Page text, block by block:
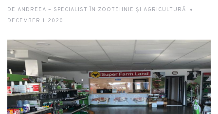
DE ANDREEA – SPECIALIST ÎN ZOOTEHNIE ȘI AGRICULTURĂ
DECEMBER 1, 2020